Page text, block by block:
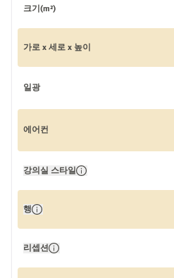
크기(m²)
가로 x 세로 x 높이
일광
에어컨
강의실 스타일
행
리셉션